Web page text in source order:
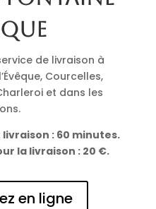
de livraison à
Courcelles,
et dans les
: 60 minutes.
la livraison : 20 €.
en ligne